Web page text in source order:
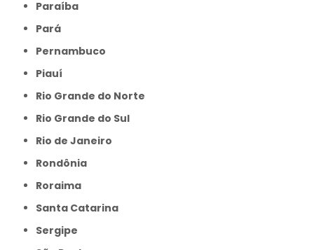
Paraíba
Pará
Pernambuco
Piauí
Rio Grande do Norte
Rio Grande do Sul
Rio de Janeiro
Rondônia
Roraima
Santa Catarina
Sergipe